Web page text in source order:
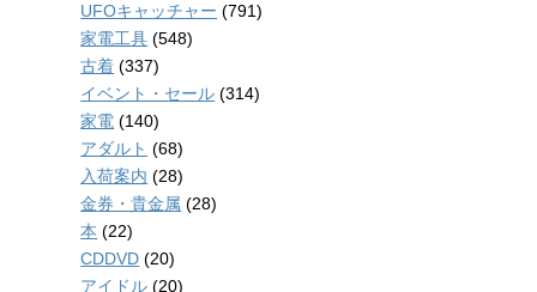
UFOキャッチャー (791)
家電工具 (548)
古着 (337)
イベント・セール (314)
家電 (140)
アダルト (68)
入荷案内 (28)
金券・貴金属 (28)
本 (22)
CDDVD (20)
アイドル (20)